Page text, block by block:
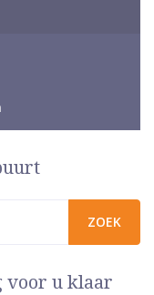
voor u klaar